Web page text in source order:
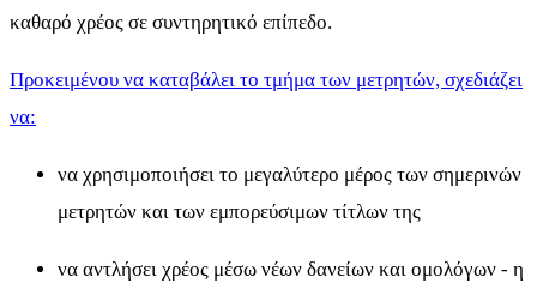
καθαρό χρέος σε συντηρητικό επίπεδο.
Προκειμένου να καταβάλει το τμήμα των μετρητών, σχεδιάζει
να:
να χρησιμοποιήσει το μεγαλύτερο μέρος των σημερινών
μετρητών και των εμπορεύσιμων τίτλων της
να αντλήσει χρέος μέσω νέων δανείων και ομολόγων - η